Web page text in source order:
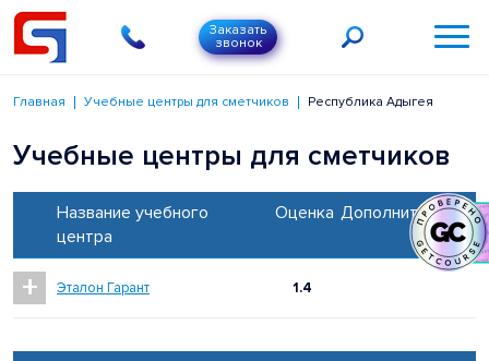
Заказать
звонок
Главная Учебные центры для сметчиков Республика Адыгея
Учебные центры для сметчиков
Название учебного
центра
Оценка Дополнительно
+ Эталон Гарант 1.4